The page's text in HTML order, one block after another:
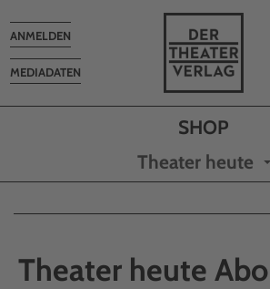
MEDIADATEN
Toggle
navigation
ANMELDEN
Theater heute
Theater heute